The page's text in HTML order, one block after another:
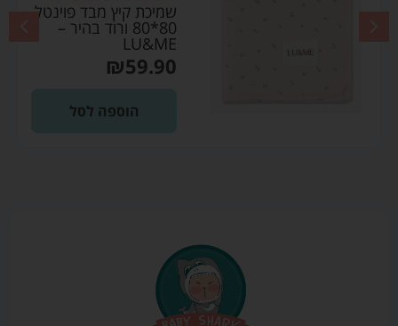
שמיכת קיץ מבד פוינטל
80*80 ורוד בהיר –
LU&ME
₪59.90
הוספה לסל